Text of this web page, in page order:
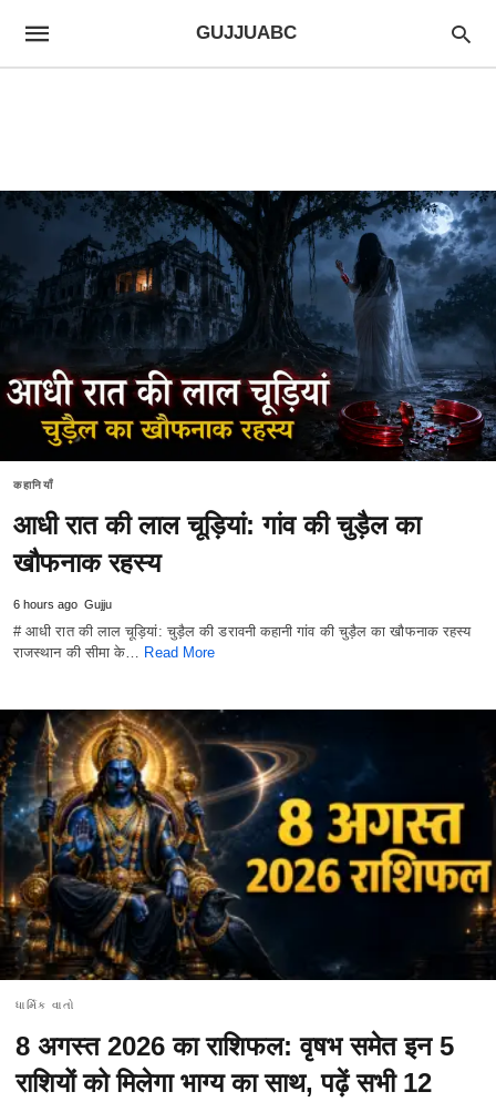
GUJJUABC
कहानियाँ
आधी रात की लाल चूड़ियां: गांव की चुड़ैल का
खौफनाक रहस्य
6 hours ago Gujju
# आधी रात की लाल चूड़ियां: चुड़ैल की डरावनी कहानी गांव की चुड़ैल का खौफनाक रहस्य
राजस्थान की सीमा के… Read More
ધાર્મિક વાતો
8 अगस्त 2026 का राशिफल: वृषभ समेत इन 5
राशियों को मिलेगा भाग्य का साथ, पढ़ें सभी 12